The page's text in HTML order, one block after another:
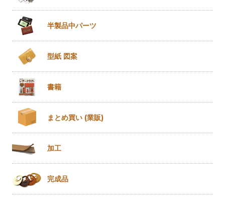
半製品中パーツ
型紙 図案
書籍
まとめ買い (業販)
加工
完成品